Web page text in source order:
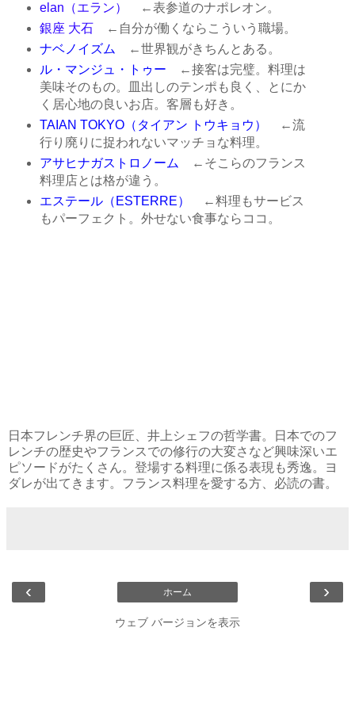
elan（エラン）
←表参道のナポレオン。
銀座 大石←自分が働くならこういう職場。
ナベノイズム ←世界観がきちんとある。
ル・マンジュ・トゥー ←接客は完璧。料理は
美味そのもの。皿出しのテンポも良く、とにか
く居心地の良いお店。客層も好き。
TAIAN TOKYO（タイアン トウキョウ）
←流
行り廃りに捉われないマッチョな料理。
アサヒナガストロノーム ←そこらのフランス
料理店とは格が違う。
エステール（ESTERRE）
←料理もサービス
もパーフェクト。外せない食事ならココ。
日本フレンチ界の巨匠、井上シェフの哲学書。日本でのフ
レンチの歴史やフランスでの修行の大変さなど興味深いエ
ピソードがたくさん。登場する料理に係る表現も秀逸。ヨ
ダレが出てきます。フランス料理を愛する方、必読の書。
‹ ›
ホーム
ウェブ バージョンを表示